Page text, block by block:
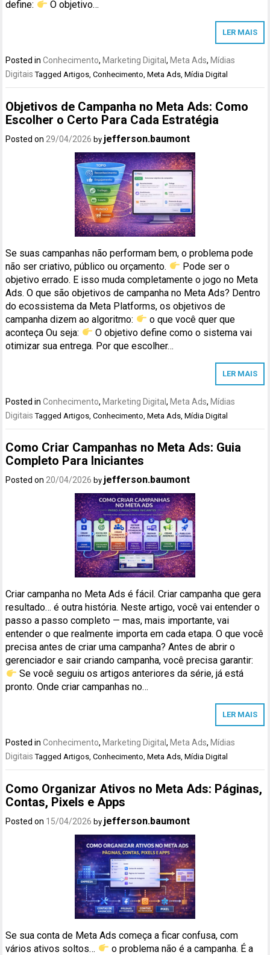
define: O objetivo…
LER MAIS
Posted inConhecimento, Marketing Digital, Meta Ads, Mídias
Digitais TaggedArtigos,Conhecimento,Meta Ads,Mídia Digital
Objetivos de Campanha no Meta Ads: Como
Escolher o Certo Para Cada Estratégia
Posted on 29/04/2026 by jefferson.baumont
Se suas campanhas não performam bem, o problema pode
não ser criativo, público ou orçamento.
Pode ser o
objetivo errado. E isso muda completamente o jogo no Meta
Ads. O que são objetivos de campanha no Meta Ads? Dentro
do ecossistema da Meta Platforms, os objetivos de
campanha dizem ao algoritmo:
o que você quer que
aconteça Ou seja:
O objetivo define como o sistema vai
otimizar sua entrega. Por que escolher…
LER MAIS
Posted inConhecimento, Marketing Digital, Meta Ads, Mídias
Digitais Tagged Artigos ,Conhecimento ,Meta Ads ,Mídia Digital
Como Criar Campanhas no Meta Ads: Guia
Completo Para Iniciantes
Posted on20/04/2026 by jefferson.baumont
Criar campanha no Meta Ads é fácil. Criar campanha que gera
resultado… é outra história. Neste artigo, você vai entender o
passo a passo completo — mas, mais importante, vai
entender o que realmente importa em cada etapa. O que você
precisa antes de criar uma campanha? Antes de abrir o
gerenciador e sair criando campanha, você precisa garantir:
Se você seguiu os artigos anteriores da série, já está
pronto. Onde criar campanhas no…
LER MAIS
Posted inConhecimento, Marketing Digital, Meta Ads, Mídias
Digitais TaggedArtigos,Conhecimento,Meta Ads,Mídia Digital
Como Organizar Ativos no Meta Ads: Páginas,
Contas, Pixels e Apps
Posted on 15/04/2026 by jefferson.baumont
Se sua conta de Meta Ads começa a ficar confusa, com
vários ativos soltos…
o problema não é a campanha. É a